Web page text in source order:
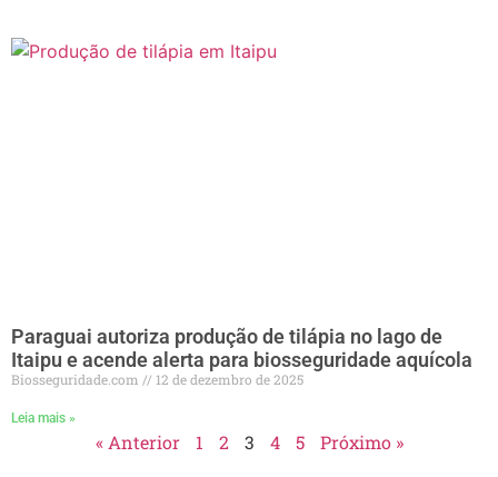
Paraguai autoriza produção de tilápia no lago de
Itaipu e acende alerta para biosseguridade aquícola
Biosseguridade.com 12 de dezembro de 2025
Leia mais »
« Anterior 1 2 3 4 5 Próximo »